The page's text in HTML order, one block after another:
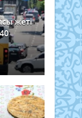
жеті